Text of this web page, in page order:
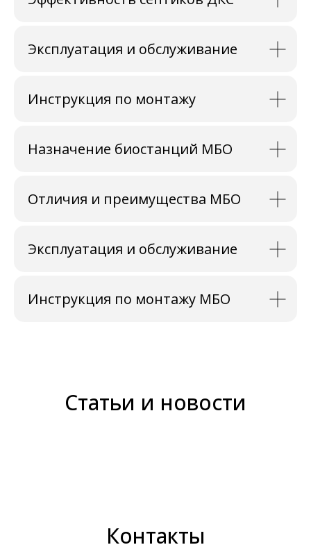
Эксплуатация и обслуживание
Инструкция по монтажу
Назначение биостанций МБО
Отличия и преимущества МБО
Эксплуатация и обслуживание
Инструкция по монтажу МБО
Статьи и новости
Контакты